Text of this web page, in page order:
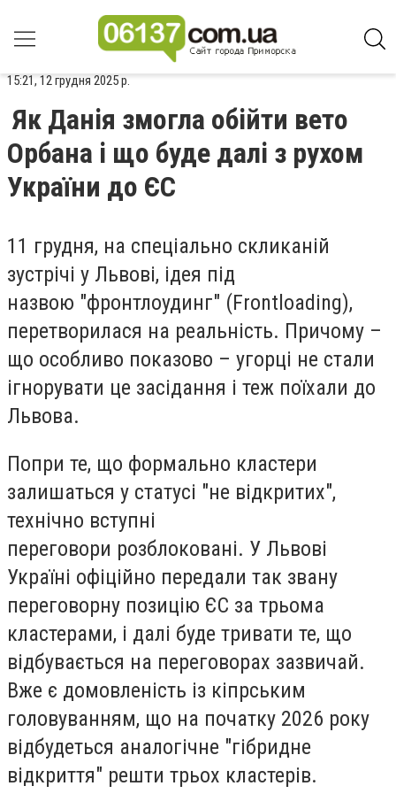
15:21, 12 грудня 2025 р.
Як Данія змогла обійти вето
Орбана і що буде далі з рухом
України до ЄС
11 грудня, на спеціально скликаній
зустрічі у Львові, ідея під
назвою "фронтлоудинг" (Frontloading),
перетворилася на реальність. Причому –
що особливо показово – угорці не стали
ігнорувати це засідання і теж поїхали до
Львова.
Попри те, що формально кластери
залишаться у статусі "не відкритих",
технічно вступні
переговори розблоковані. У Львові
Україні офіційно передали так звану
переговорну позицію ЄС за трьома
кластерами, і далі буде тривати те, що
відбувається на переговорах зазвичай.
Вже є домовленість із кіпрським
головуванням, що на початку 2026 року
відбудеться аналогічне "гібридне
відкриття" решти трьох кластерів.